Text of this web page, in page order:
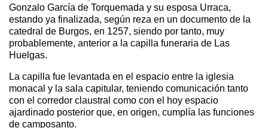
Gonzalo García de Torquemada y su esposa Urraca,
estando ya finalizada, según reza en un documento de la
catedral de Burgos, en 1257, siendo por tanto, muy
probablemente, anterior a la capilla funeraria de Las
Huelgas.
La capilla fue levantada en el espacio entre la iglesia
monacal y la sala capitular, teniendo comunicación tanto
con el corredor claustral como con el hoy espacio
ajardinado posterior que, en origen, cumplía las funciones
de camposanto.